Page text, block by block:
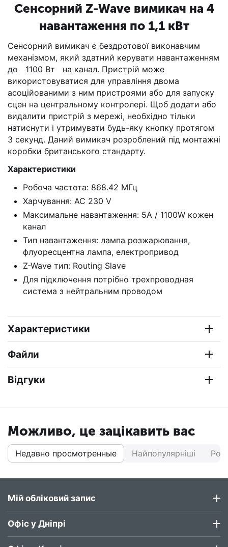
Сенсорний Z-Wave вимикач на 4
навантаження по 1,1 кВт
Сенсорний вимикач є бездротової виконавчим
механізмом, який здатний керувати навантаженням
до
1100 Вт
на канал. Пристрій може
використовуватися для управління двома
асоційованими з ним пристроями або для запуску
сцен на центральному контролері. Щоб додати або
видалити пристрій з мережі, необхідно тільки
натиснути і утримувати будь-яку кнопку протягом
3 секунд. Даний вимикач розроблений під монтажні
коробки британського стандарту.
Xарактеристики
Робоча частота: 868.42 МГц
Харчування: AC 230 V
Максимальне навантаження: 5A / 1100W кожен
канал
Тип навантаження: лампа розжарювання,
флуоресцентна лампа, електропривод
Z-Wave тип: Routing Slave
Для підключення потрібно трехпроводная
система з нейтральним проводом
Характеристики
Файли
Відгуки
Можливо, це зацікавить вас
Недавно просмотренные Найпопулярніші
Мій обліковий запис
Офіс у Дніпрі